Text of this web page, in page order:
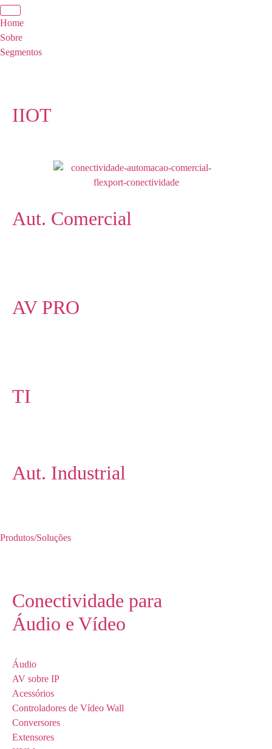
Home
Sobre
Segmentos
IIOT
Aut. Comercial
AV PRO
TI
Aut. Industrial
Produtos/Soluções
Conectividade para
Áudio e Vídeo
Áudio
AV sobre IP
Acessórios
Controladores de Vídeo Wall
Conversores
Extensores